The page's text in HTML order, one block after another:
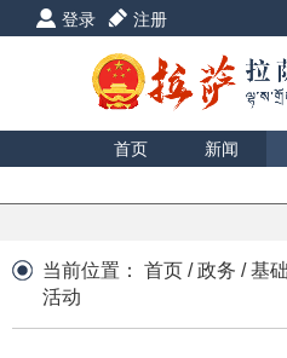
登录 注册
首页 新闻
当前位置： 首页 /政务 /基
活动